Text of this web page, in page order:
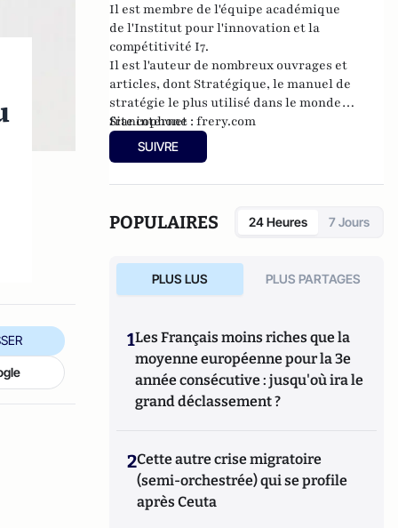
Il est membre de l'équipe académique
del'Institut pour l'innovation et la
compétitivité I7.
Il est l'auteur de nombreux ouvrages et
articles, dontStratégique, le manuel de
stratégie le plus utilisé dans le monde
francophone
Site internet :frery.com
SUIVRE
POPULAIRES 24 Heures 7 Jours
PLUS LUS PLUS PARTAGES
1Les Français moins riches que la
moyenne européenne pour la 3e
année consécutive : jusqu'où ira le
grand déclassement ?
2Cette autre crise migratoire
(semi-orchestrée) qui se profile
après Ceuta